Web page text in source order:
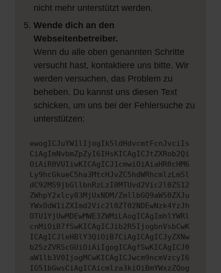
nicht mehr unterstützt werden.
Wende dich an den
Webseitenbetreiber.
Wenn du alle oben genannten Schritte
versucht hast, kontaktiere uns bitte. Wir
werden versuchen, das Problem zu
beheben. Du kannst uns diesen Text
schicken, um uns bei der Fehlersuche zu
unterstützen:
ewogICJuYW1lIjogIk5ldHdvcmtFcnJvciIs
CiAgImNvbmZpZyI6IHsKICAgICJtZXRob2Qi
OiAiR0VUIiwKICAgICJ1cmwiOiAiaHR0cHM6
Ly9hcGkueC5ha3MtcHJvZC5hdWRhcmlzLm5l
dC92MS9jbGllbnRzLzI0MTUvd2Vic2l0ZS12
ZWhpY2xlcy83MjUxNDM/ZmllbGQ9aW50ZXJu
YWxOdW1iZXImd2Vic2l0ZT02NDEwNzk4YzJh
OTU1YjUwMDEwMWE3ZWMiLAogICAgImhlYWRl
cnMiOiB7fSwKICAgICJib2R5IjogbnVsbCwK
ICAgICJleHBlY3QiOiB7CiAgICAgICJyZXNw
b25zZVR5cGUiOiAiIgogICAgfSwKICAgICJ0
aW1lb3V0IjogMCwKICAgICJwcm9ncmVzcyI6
IG51bGwsCiAgICAicmlza3kiOiBmYWxzZQog